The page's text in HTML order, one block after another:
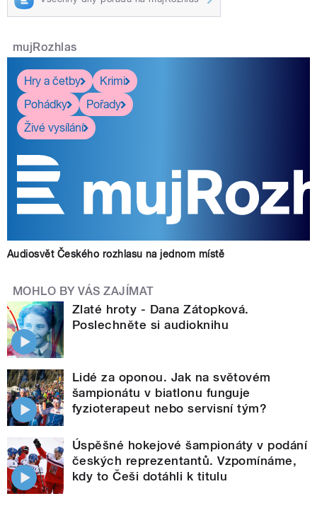
mujRozhlas
Hry a četby
Krimi
Pohádky
Pořady
Živé vysílání
Audiosvět Českého rozhlasu na jednom místě
MOHLO BY VÁS ZAJÍMAT
Zlaté hroty - Dana Zátopková.
Poslechněte si audioknihu
Lidé za oponou. Jak na světovém
šampionátu v biatlonu funguje
fyzioterapeut nebo servisní tým?
Úspěšné hokejové šampionáty v podání
českých reprezentantů. Vzpomínáme,
kdy to Češi dotáhli k titulu